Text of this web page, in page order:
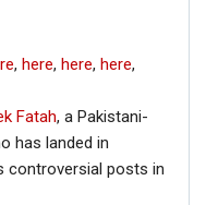
, here, here, here,
Fatah, a Pakistani-
has landed in
controversial posts in